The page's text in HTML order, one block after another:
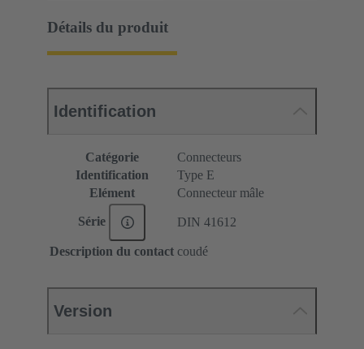
Détails du produit
Identification
Catégorie
Connecteurs
Identification
Type E
Elément
Connecteur mâle
Série DIN 41612
Description du contact coudé
Version